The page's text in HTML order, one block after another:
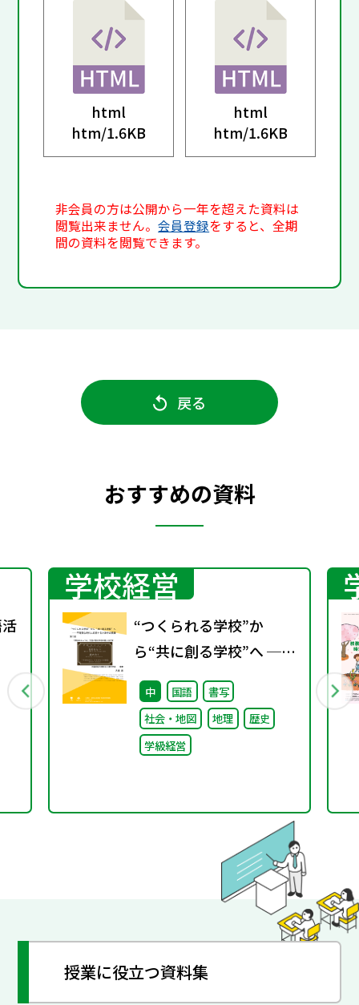
html
htm/1.6KB
html
htm/1.6KB
非会員の方は公開から一年を超えた資料は
閲覧出来ません。会員登録をすると、全期
間の資料を閲覧できます。
戻る
おすすめの資料
学校経営
“つくられる学校”か
ら“共に創る学校”へ ──
不確実な時代に応答する
小津中の実践 第二回
「学校のコンパス」生徒
が創る学校の最上位方針
中 国語
書写
社会・地図
地理
歴史
学級経営
授業に役立つ資料集